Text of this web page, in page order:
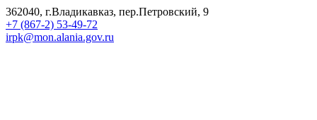
362040, г.Владикавказ, пер.Петровский, 9
+7 (867-2) 53-49-72
irpk@mon.alania.gov.ru